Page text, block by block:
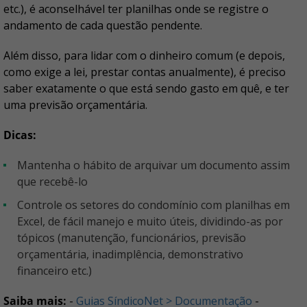
etc.), é aconselhável ter planilhas onde se registre o
andamento de cada questão pendente.
Além disso, para lidar com o dinheiro comum (e depois,
como exige a lei, prestar contas anualmente), é preciso
saber exatamente o que está sendo gasto em quê, e ter
uma previsão orçamentária.
Dicas:
Mantenha o hábito de arquivar um documento assim
que recebê-lo
Controle os setores do condomínio com planilhas em
Excel, de fácil manejo e muito úteis, dividindo-as por
tópicos (manutenção, funcionários, previsão
orçamentária, inadimplência, demonstrativo
financeiro etc.)
Saiba mais: - Guias SíndicoNet > Documentação -